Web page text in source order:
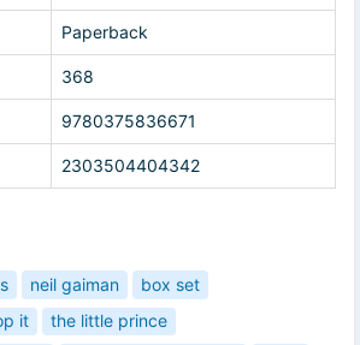
Paperback
368
9780375836671
2303504404342
neil gaiman
box set
it
the little prince